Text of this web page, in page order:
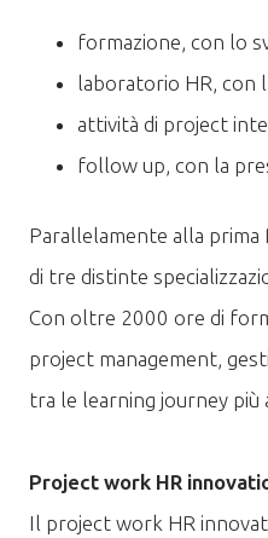
formazione, con lo
laboratorio HR, con
attività di project
follow up, con la
Parallelamente alla prima
di tre distinte
Con oltre 2000 ore di
project management,
tra le learning journey
Project work HR
Il project work HR